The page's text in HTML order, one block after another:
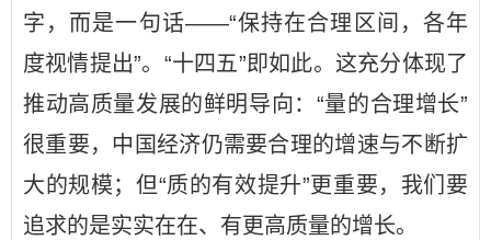
字，而是一句话——“保持在合理区间，各年
度视情提出”。“十四五”即如此。这充分体现了
推动高质量发展的鲜明导向：“量的合理增长”
很重要，中国经济仍需要合理的增速与不断扩
大的规模；但“质的有效提升”更重要，我们要
追求的是实实在在、有更高质量的增长。